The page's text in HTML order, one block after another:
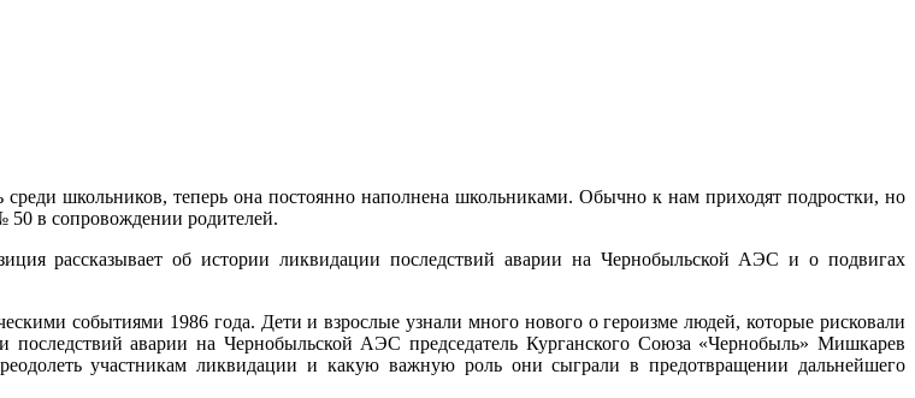
школьников, теперь она постоянно наполнена школьниками. Обычно к нам приходят подростки, но
в сопровождении родителей.
рассказывает об истории ликвидации последствий аварии на Чернобыльской АЭС и о подвигах
событиями 1986 года. Дети и взрослые узнали много нового о героизме людей, которые рисковали
аварии на Чернобыльской АЭС председатель Курганского Союза «Чернобыль» Мишкарев
участникам ликвидации и какую важную роль они сыграли в предотвращении дальнейшего